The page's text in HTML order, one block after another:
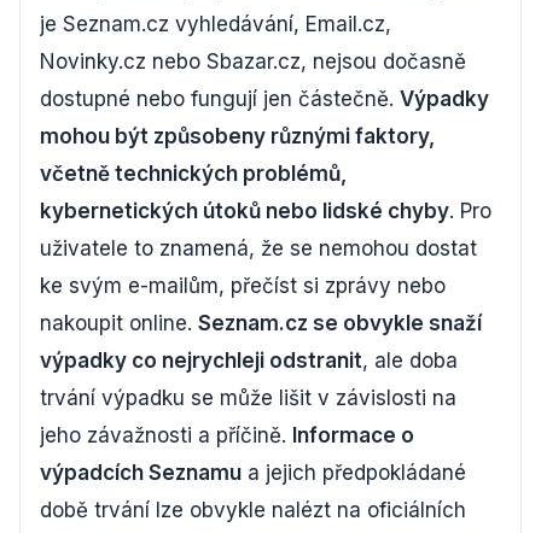
je Seznam.cz vyhledávání, Email.cz,
Novinky.cz nebo Sbazar.cz, nejsou dočasně
dostupné nebo fungují jen částečně. Výpadky
mohou být způsobeny různými faktory,
včetně technických problémů,
kybernetických útoků nebo lidské chyby. Pro
uživatele to znamená, že se nemohou dostat
ke svým e-mailům, přečíst si zprávy nebo
nakoupit online. Seznam.cz se obvykle snaží
výpadky co nejrychleji odstranit, ale doba
trvání výpadku se může lišit v závislosti na
jeho závažnosti a příčině. Informace o
výpadcích Seznamu a jejich předpokládané
době trvání lze obvykle nalézt na oficiálních